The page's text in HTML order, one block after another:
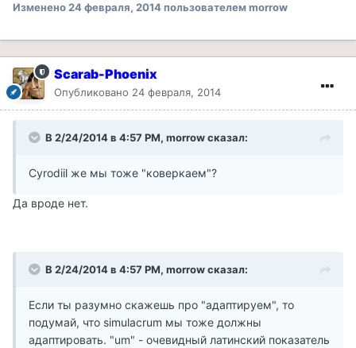
Изменено24 февраля, 2014пользователем morrow
Scarab-Phoenix
Опубликовано 24 февраля, 2014
В 2/24/2014 в 4:57 PM, morrow сказал:
Cyrodiil же мы тоже "коверкаем"?
Да вроде нет.
В 2/24/2014 в 4:57 PM, morrow сказал:
Если ты разумно скажешь про "адаптируем", то
подумай, что simulacrum мы тоже должны
адаптировать. "um" - очевидный латинский показатель